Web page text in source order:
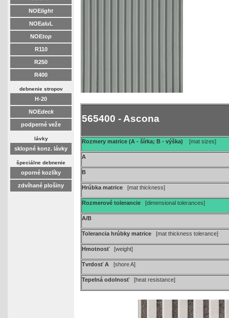
NOElight
NOEaluL
NOEtop
R110
R250
R400
debnenie stropov
H-20
NOEdeck
podperné veže
lávky
sklopné konz. lávky
špeciálne debnenie
oporné kozlíky
zdvíhané plošiny
565400 - Ascona
Rozmery matrice (A - šírka; B - výška) [mat sizes]
A
B
Hrúbka matrice [mat thickness]
Rozmerové tolerancie [dimensional tolerances]
A/B
Tolerancia hrúbky matrice [mat thickness tolerance]
Hmotnosť[weight]
Tvrdosť A [shore A]
Tepelná odolnosť [heat resistance]